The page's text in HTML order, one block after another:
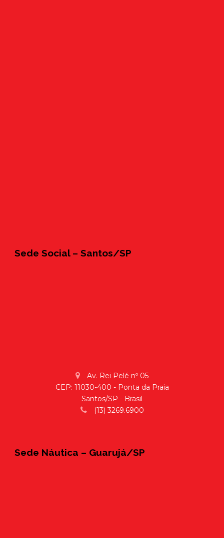
Sede Social – Santos/SP
Av. Rei Pelé nº 05
CEP: 11030-400 - Ponta da Praia
Santos/SP - Brasil
(13) 3269.6900
Sede Náutica – Guarujá/SP